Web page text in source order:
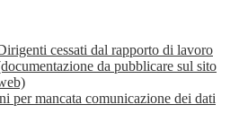
cessati dal rapporto di lavoro
da pubblicare sul sito
per mancata comunicazione dei dati